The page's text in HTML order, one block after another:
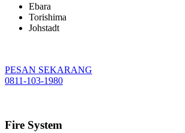
Ebara
Torishima
Johstadt
PESAN SEKARANG
0811-103-1980
Fire System